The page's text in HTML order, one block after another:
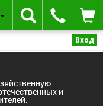
Вход
и